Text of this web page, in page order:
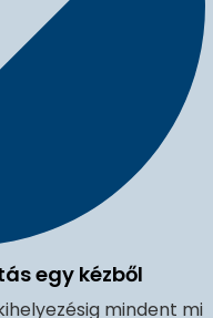
egy kézből
mindent mi